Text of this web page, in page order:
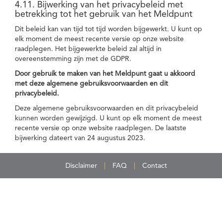
4.11. Bijwerking van het privacybeleid met
betrekking tot het gebruik van het Meldpunt
Dit beleid kan van tijd tot tijd worden bijgewerkt. U kunt op
elk moment de meest recente versie op onze website
raadplegen. Het bijgewerkte beleid zal altijd in
overeenstemming zijn met de GDPR.
Door gebruik te maken van het Meldpunt gaat u akkoord
met deze algemene gebruiksvoorwaarden en dit
privacybeleid.
Deze algemene gebruiksvoorwaarden en dit privacybeleid
kunnen worden gewijzigd. U kunt op elk moment de meest
recente versie op onze website raadplegen. De laatste
bijwerking dateert van 24 augustus 2023.
Disclaimer FAQ Contact